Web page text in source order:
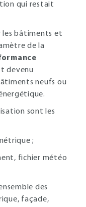
qui restait
les bâtiments et
de la
devenu
neufs ou
sont les
;
fichier météo
des
façade,